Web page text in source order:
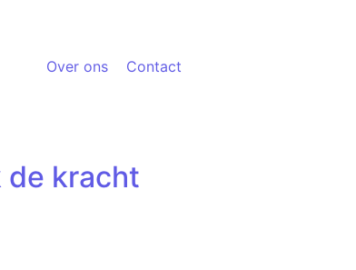
Over ons Contact
de kracht